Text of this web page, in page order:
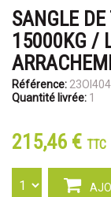
SANGLE
15000KG /
Référence:
Quantité livrée: 1
215,46 € TTC